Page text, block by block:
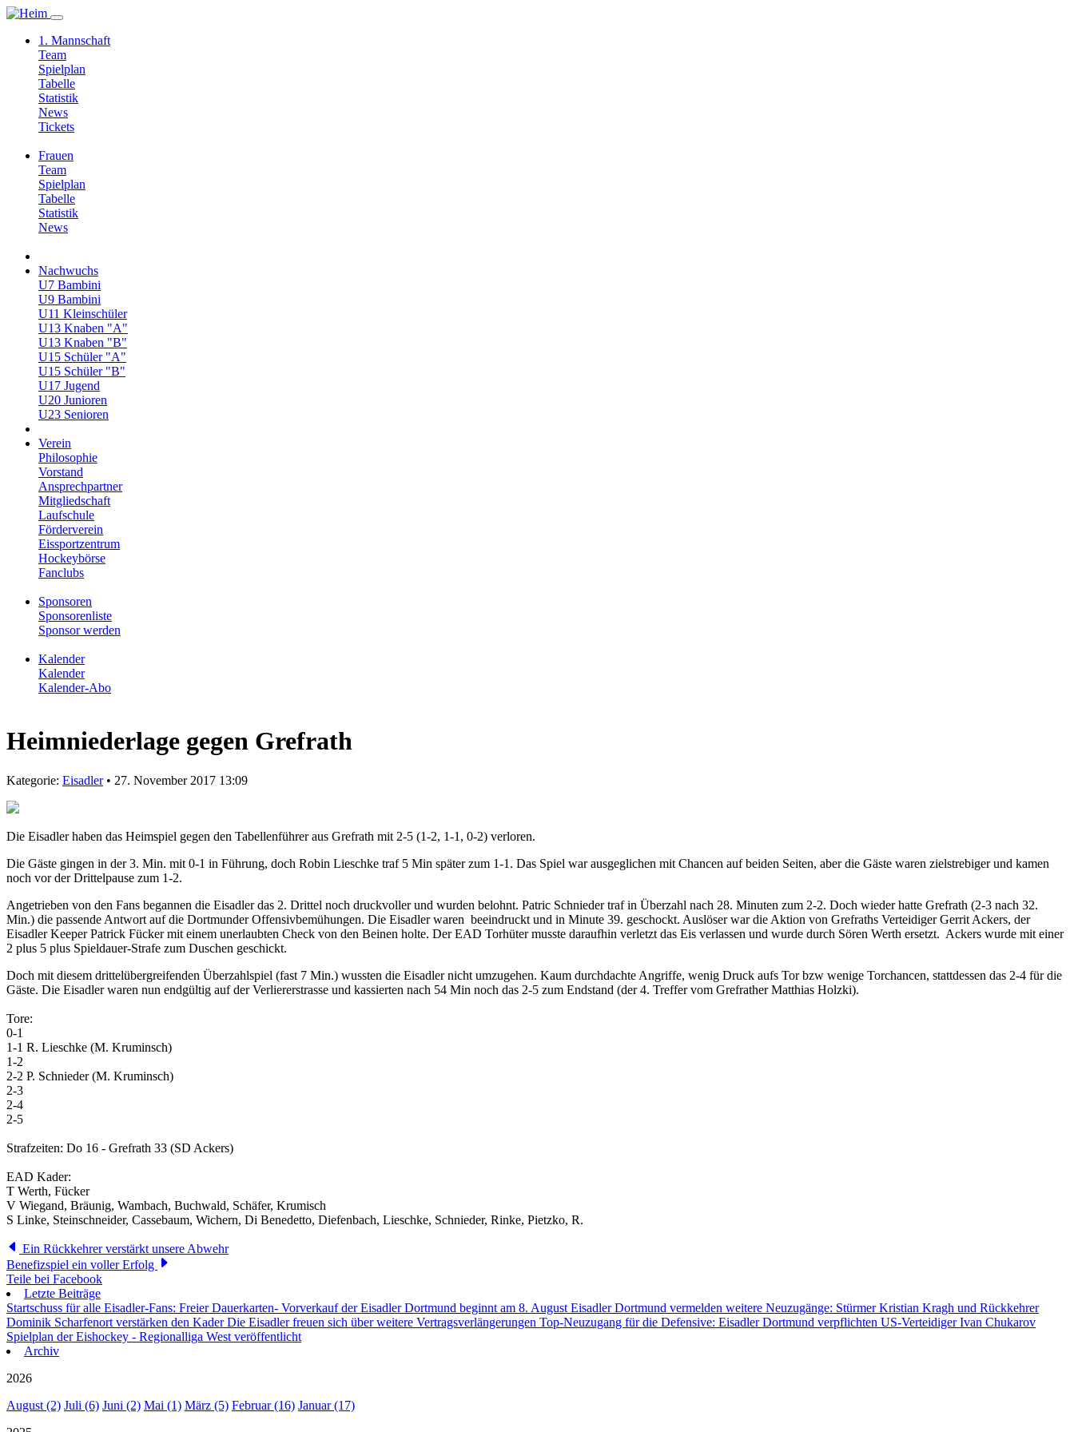
1. Mannschaft
Team
Spielplan
Tabelle
Statistik
News
Tickets
Frauen
Team
Spielplan
Tabelle
Statistik
News
Nachwuchs
U7 Bambini
U9 Bambini
U11 Kleinschüler
U13 Knaben "A"
U13 Knaben "B"
U15 Schüler "A"
U15 Schüler "B"
U17 Jugend
U20 Junioren
U23 Senioren
Verein
Philosophie
Vorstand
Ansprechpartner
Mitgliedschaft
Laufschule
Förderverein
Eissportzentrum
Hockeybörse
Fanclubs
Sponsoren
Sponsorenliste
Sponsor werden
Kalender
Kalender
Kalender-Abo
Heimniederlage gegen Grefrath
Kategorie: Eisadler• 27. November 2017 13:09
Die Eisadler haben das Heimspiel gegen den Tabellenführer aus Grefrath mit 2-5 (1-2, 1-1, 0-2) verloren.
Die Gäste gingen in der 3. Min. mit 0-1 in Führung, doch Robin Lieschke traf 5 Min später zum 1-1. Das Spiel war ausgeglichen mit Chancen auf beiden Seiten, aber die Gäste waren zielstrebiger und kamen
noch vor der Drittelpause zum 1-2.
Angetrieben von den Fans begannen die Eisadler das 2. Drittel noch druckvoller und wurden belohnt. Patric Schnieder traf in Überzahl nach 28. Minuten zum 2-2. Doch wieder hatte Grefrath (2-3 nach 32.
Min.) die passende Antwort auf die Dortmunder Offensivbemühungen. Die Eisadler waren beeindruckt und in Minute 39. geschockt. Auslöser war die Aktion von Grefraths Verteidiger Gerrit Ackers, der
Eisadler Keeper Patrick Fücker mit einem unerlaubten Check von den Beinen holte. Der EAD Torhüter musste daraufhin verletzt das Eis verlassen und wurde durch Sören Werth ersetzt. Ackers wurde mit einer
2 plus 5 plus Spieldauer-Strafe zum Duschen geschickt.
Doch mit diesem drittelübergreifenden Überzahlspiel (fast 7 Min.) wussten die Eisadler nicht umzugehen. Kaum durchdachte Angriffe, wenig Druck aufs Tor bzw wenige Torchancen, stattdessen das 2-4 für die
Gäste. Die Eisadler waren nun endgültig auf der Verliererstrasse und kassierten nach 54 Min noch das 2-5 zum Endstand (der 4. Treffer vom Grefrather Matthias Holzki).
Tore:
0-1
1-1 R. Lieschke (M. Kruminsch)
1-2
2-2 P. Schnieder (M. Kruminsch)
2-3
2-4
2-5
Strafzeiten: Do 16 - Grefrath 33 (SD Ackers)
EAD Kader:
T Werth, Fücker
V Wiegand, Bräunig, Wambach, Buchwald, Schäfer, Krumisch
S Linke, Steinschneider, Cassebaum, Wichern, Di Benedetto, Diefenbach, Lieschke, Schnieder, Rinke, Pietzko, R.
Ein Rückkehrer verstärkt unsere Abwehr
Benefizspiel ein voller Erfolg
Teile bei Facebook
Letzte Beiträge
Startschuss für alle Eisadler-Fans: Freier Dauerkarten- Vorverkauf der Eisadler Dortmund beginnt am 8. August Eisadler Dortmund vermelden weitere Neuzugänge: Stürmer Kristian Kragh und Rückkehrer
Dominik Scharfenort verstärken den KaderDie Eisadler freuen sich über weitere Vertragsverlängerungen Top-Neuzugang für die Defensive: Eisadler Dortmund verpflichten US-Verteidiger Ivan Chukarov
Spielplan der Eishockey - Regionalliga West veröffentlicht
Archiv
2026
August (2) Juli (6) Juni (2) Mai (1) März (5) Februar (16) Januar (17)